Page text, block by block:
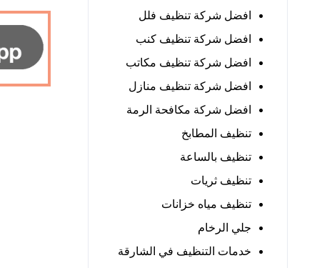
افضل شركة تنظيف فلل
افضل شركة تنظيف كنب
افضل شركة تنظيف مكاتب
افضل شركة تنظيف منازل
افضل شركة مكافحة الرمة
تنظيف المطابخ
تنظيف بالساعة
تنظيف ثريات
تنظيف مياه خزانات
جلي الرخام
خدمات التنظيف في الشارقة